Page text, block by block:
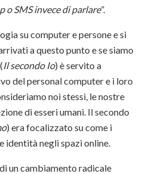
o SMS invece di parlare”.
su computer e persone e si
a questo punto e se siamo
Il secondo Io) è servito a
del personal computer e i loro
noi stessi, le nostre
di esseri umani. Il secondo
) era focalizzato su come i
identità negli spazi online.
un cambiamento radicale